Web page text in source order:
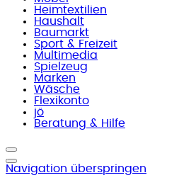
Heimtextilien
Haushalt
Baumarkt
Sport & Freizeit
Multimedia
Spielzeug
Marken
Wäsche
Flexikonto
jö
Beratung & Hilfe
Navigation überspringen